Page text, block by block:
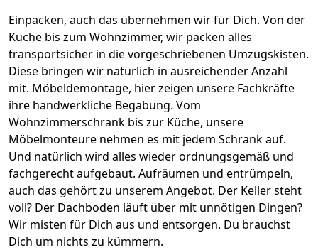
Einpacken, auch das übernehmen wir für Dich. Von der
Küche bis zum Wohnzimmer, wir packen alles
transportsicher in die vorgeschriebenen Umzugskisten.
Diese bringen wir natürlich in ausreichender Anzahl
mit. Möbeldemontage, hier zeigen unsere Fachkräfte
ihre handwerkliche Begabung. Vom
Wohnzimmerschrank bis zur Küche, unsere
Möbelmonteure nehmen es mit jedem Schrank auf.
Und natürlich wird alles wieder ordnungsgemäß und
fachgerecht aufgebaut. Aufräumen und entrümpeln,
auch das gehört zu unserem Angebot. Der Keller steht
voll? Der Dachboden läuft über mit unnötigen Dingen?
Wir misten für Dich aus und entsorgen. Du brauchst
Dich um nichts zu kümmern.